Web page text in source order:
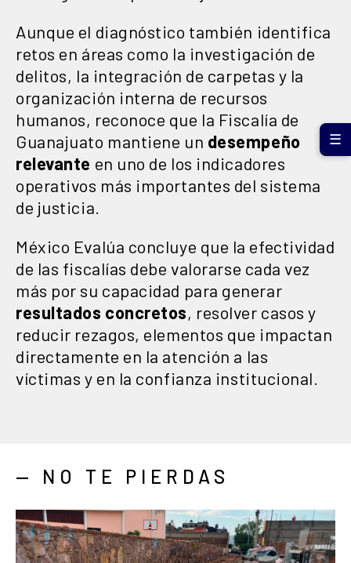
Aunque el diagnóstico también identifica
retos en áreas como la investigación de
delitos, la integración de carpetas y la
organización interna de recursos
humanos, reconoce que la Fiscalía de
Guanajuato mantiene un desempeño
relevante en uno de los indicadores
operativos más importantes del sistema
de justicia.
México Evalúa concluye que la efectividad
de las fiscalías debe valorarse cada vez
más por su capacidad para generar
resultados concretos, resolver casos y
reducir rezagos, elementos que impactan
directamente en la atención a las
víctimas y en la confianza institucional.
— NO TE PIERDAS
☰